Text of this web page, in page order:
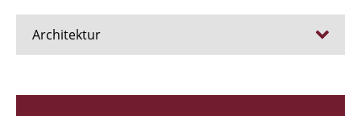
Architektur